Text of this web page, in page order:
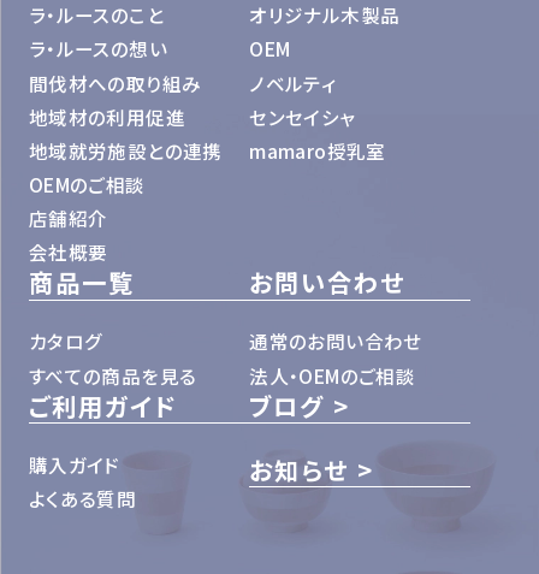
ラ・ルースのこと
ラ・ルースの想い
間伐材への取り組み
地域材の利用促進
地域就労施設との連携
OEMのご相談
店舗紹介
会社概要
オリジナル木製品
OEM
ノベルティ
センセイシャ
mamaro授乳室
商品一覧
カタログ
すべての商品を見る
お問い合わせ
通常のお問い合わせ
法人・OEMのご相談
ご利用ガイド
購入ガイド
よくある質問
ブログ
お知らせ